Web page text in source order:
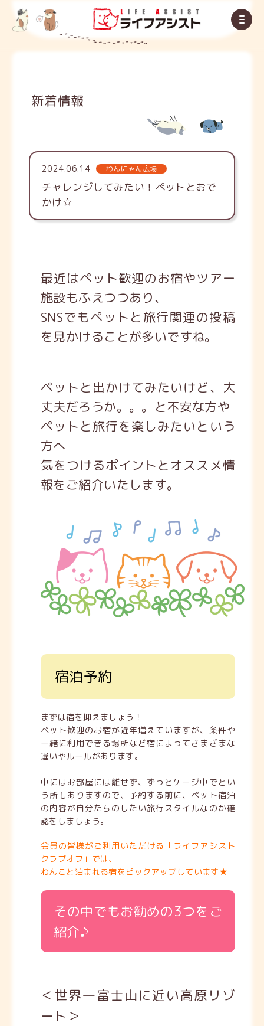
新着情報
2024.06.14 わんにゃん広場
チャレンジしてみたい！ペットとおで
かけ☆
最近はペット歓迎のお宿やツアー
施設もふえつつあり、
SNSでもペットと旅行関連の投稿
を見かけることが多いですね。
ペットと出かけてみたいけど、大
丈夫だろうか。。。と不安な方や
ペットと旅行を楽しみたいという
方へ
気をつけるポイントとオススメ情
報をご紹介いたします。
宿泊予約
まずは宿を抑えましょう！
ペット歓迎のお宿が近年増えていますが、条件や
一緒に利用できる場所など宿によってさまざまな
違いやルールがあります。
中にはお部屋には離せず、ずっとケージ中でとい
う所もありますので、予約する前に、ペット宿泊
の内容が自分たちのしたい旅行スタイルなのか確
認をしましょう。
会員の皆様がご利用いただける「ライフアシスト
クラブオフ」では、
わんこと泊まれる宿をピックアップしています★
その中でもお勧めの3つをご
紹介♪
＜世界一富士山に近い高原リゾ
ート＞